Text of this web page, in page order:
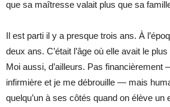
que sa maîtresse valait plus que sa
Il est parti il y a presque trois ans. À
deux ans. C’était l’âge où elle avait le
Moi aussi, d’ailleurs. Pas
infirmière et je me débrouille — mais
quelqu’un à ses côtés quand on élève un